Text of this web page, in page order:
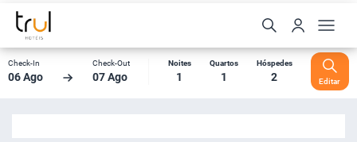
Check-In
06 Ago
Check-Out
07 Ago
Noites
1
Quartos
1
Hóspedes
2 Editar